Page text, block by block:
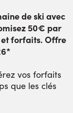
de ski avec
50€ par
forfaits. Offre
vos forfaits
que les clés